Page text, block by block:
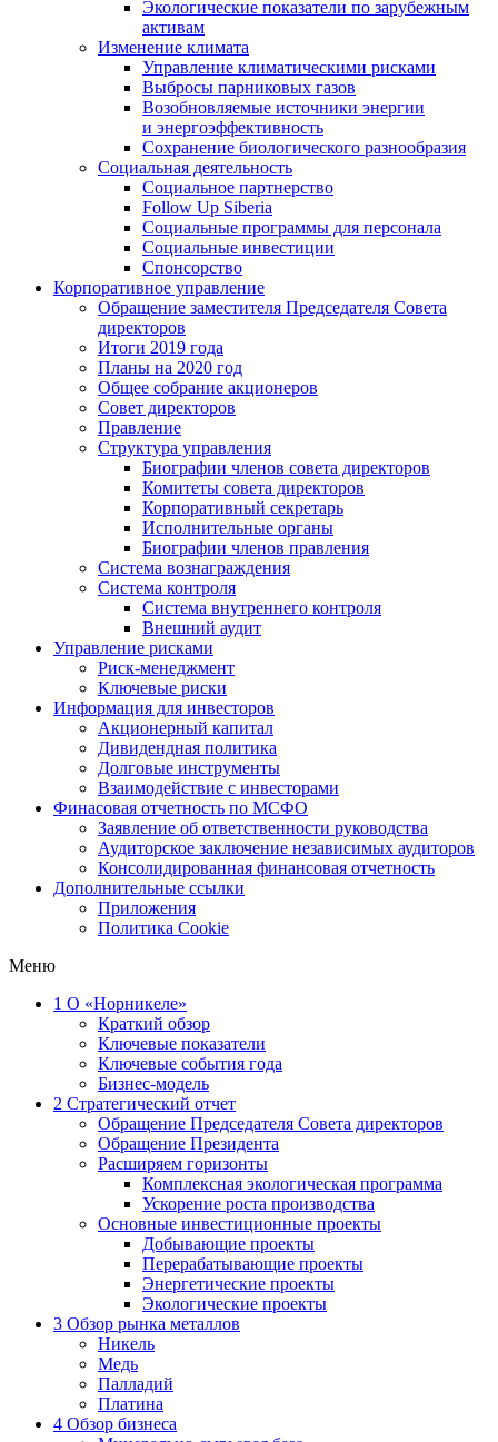
Экологические показатели по зарубежным
активам
Изменение климата
Управление климатическими рисками
Выбросы парниковых газов
Возобновляемые источники энергии
и энергоэффективность
Сохранение биологического разнообразия
Социальная деятельность
Социальное партнерство
Follow Up Siberia
Социальные программы для персонала
Социальные инвестиции
Спонсорство
Корпоративное управление
Обращение заместителя Председателя Совета
директоров
Итоги 2019 года
Планы на 2020 год
Общее собрание акционеров
Совет директоров
Правление
Структура управления
Биографии членов совета директоров
Комитеты совета директоров
Корпоративный секретарь
Исполнительные органы
Биографии членов правления
Система вознаграждения
Система контроля
Система внутреннего контроля
Внешний аудит
Управление рисками
Риск-менеджмент
Ключевые риски
Информация для инвесторов
Акционерный капитал
Дивидендная политика
Долговые инструменты
Взаимодействие с инвеcторами
Финасовая отчетность по МСФО
Заявление об ответственности руководства
Аудиторское заключение независимых аудиторов
Консолидированная финансовая отчетность
Дополнительные ссылки
Приложения
Политика Cookie
Меню
1 О «Норникеле»
Краткий обзор
Ключевые показатели
Ключевые события года
Бизнес-модель
2 Стратегический отчет
Обращение Председателя Совета директоров
Обращение Президента
Расширяем горизонты
Комплексная экологическая программа
Ускорение роста производства
Основные инвестиционные проекты
Добывающие проекты
Перерабатывающие проекты
Энергетические проекты
Экологические проекты
3 Обзор рынка металлов
Никель
Медь
Палладий
Платина
4 Обзор бизнеса